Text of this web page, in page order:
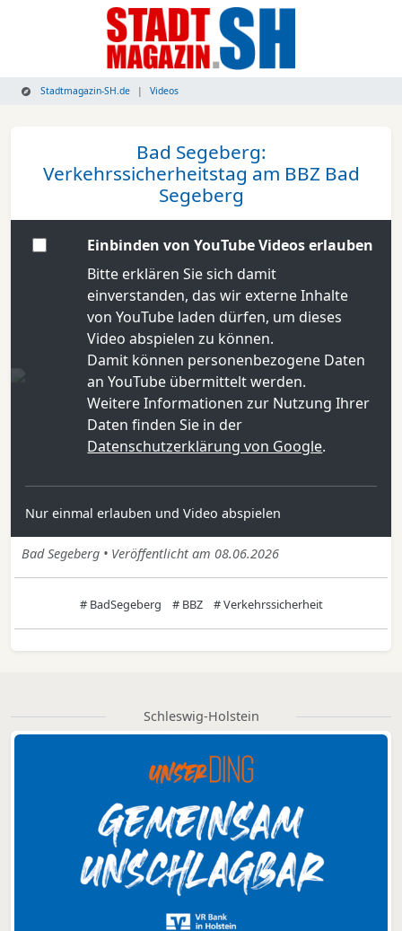
Stadtmagazin-SH.de Videos
Bad Segeberg:
Verkehrssicherheitstag am BBZ Bad
Segeberg
Einbinden von YouTube Videos erlauben
Bitte erklären Sie sich damit
einverstanden, das wir externe Inhalte
von YouTube laden dürfen, um dieses
Video abspielen zu können.
Damit können personenbezogene Daten
an YouTube übermittelt werden.
Weitere Informationen zur Nutzung Ihrer
Daten finden Sie in der
Datenschutzerklärung von Google.
Nur einmal erlauben und Video abspielen
Bad Segeberg • Veröffentlicht am 08.06.2026
# BadSegeberg # BBZ # Verkehrssicherheit
Schleswig-Holstein